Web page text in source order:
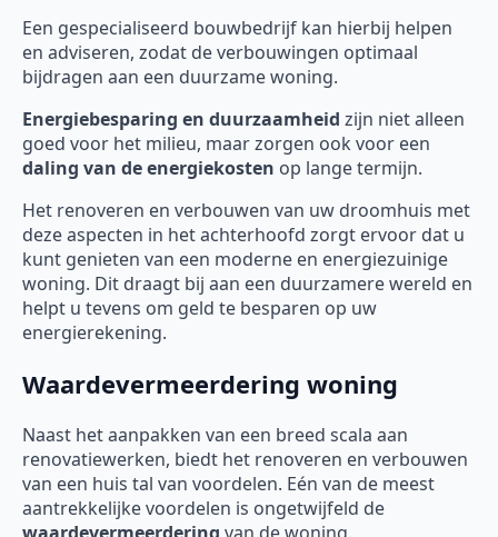
Een gespecialiseerd bouwbedrijf kan hierbij helpen
en adviseren, zodat de verbouwingen optimaal
bijdragen aan een duurzame woning.
Energiebesparing en duurzaamheid zijn niet alleen
goed voor het milieu, maar zorgen ook voor een
daling van de energiekosten op lange termijn.
Het renoveren en verbouwen van uw droomhuis met
deze aspecten in het achterhoofd zorgt ervoor dat u
kunt genieten van een moderne en energiezuinige
woning. Dit draagt bij aan een duurzamere wereld en
helpt u tevens om geld te besparen op uw
energierekening.
Waardevermeerdering woning
Naast het aanpakken van een breed scala aan
renovatiewerken, biedt het renoveren en verbouwen
van een huis tal van voordelen. Eén van de meest
aantrekkelijke voordelen is ongetwijfeld de